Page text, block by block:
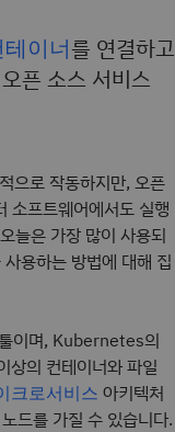
테이너를 연결하고
픈 소스 서비스
로 작동하지만, 오픈
소프트웨어에서도 실행
늘은 가장 많이 사용되
용하는 방법에 대해 집
이며, Kubernetes의
상의 컨테이너와 파일
크로서비스 아키텍처
드를 가질 수 있습니다.